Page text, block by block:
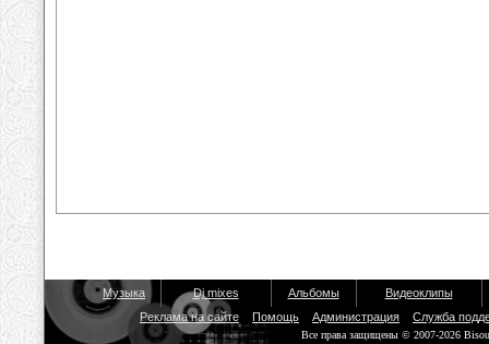
Музыка Dj mixes Альбомы
Видеоклипы
Реклама на сайте
Помощь Администрация Служба
Все права защищены © 2007-2026